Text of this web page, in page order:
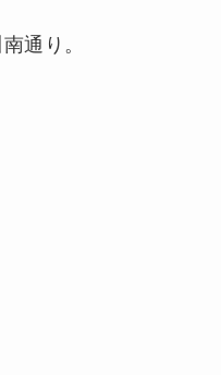
通り。